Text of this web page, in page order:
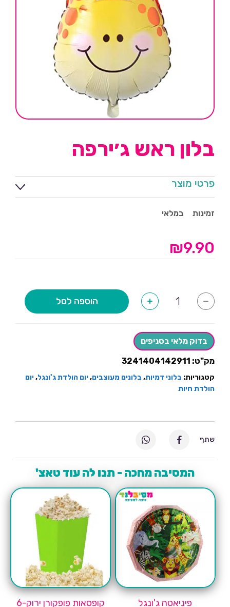
בלון ראש ג׳ירפה
פרטי מוצר
זמינות במלאי
₪9.90
-
של
+ הוספה לסל
בדוק מלאי בסניפים
מק"ט: 3241404142911
קטגוריות: בלוני דמיות, בלונים מעוצבים,יום הולדת ג'ונגל,יום
הולדת חיות
המסיבה מחכה - תנו לה עוד טאצ'
פיניאטה ג'ונגל
קופסאות פופקורן ירוק-6
שתף